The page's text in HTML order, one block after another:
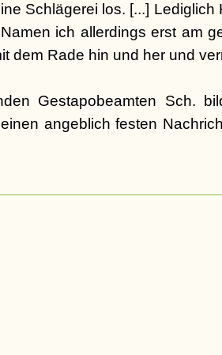
Schlägerei los. [...]
ich allerdings erst am
dem Rade hin und her und
Gestapobeamten Sch.
angeblich festen